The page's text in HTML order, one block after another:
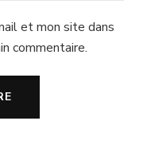
et mon site dans
commentaire.